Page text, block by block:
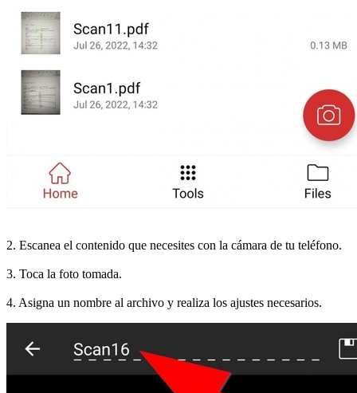
2. Escanea el contenido que necesites con la cámara de tu teléfono.
3. Toca la foto tomada.
4. Asigna un nombre al archivo y realiza los ajustes necesarios.